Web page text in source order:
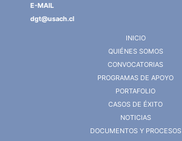
E-MAIL
dgt@usach.cl
INICIO
QUIÉNES SOMOS
CONVOCATORIAS
PROGRAMAS DE APOYO
PORTAFOLIO
CASOS DE ÉXITO
NOTICIAS
DOCUMENTOS Y PROCESOS